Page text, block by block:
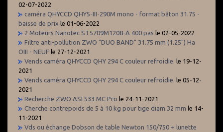
02-07-2022
caméra QHYCCD QHY5-III-290M mono - format bâton 31.75 -
baisse de prix le 01-06-2022
2 Moteurs Nanotec ST5709M1208-A 400 pas le 02-05-2022
Filtre anti-pollution ZWO "DUO BAND" 31.75 mm (1.25") Ha
OIII - NEUF le 27-12-2021
Vends caméra QHYCCD QHY 294 C couleur refroidie. le 19-12-
2021
Vends caméra QHYCCD QHY 294 C couleur refroidie. le 05-12-
2021
Recherche ZWO ASI 533 MC Pro le 24-11-2021
Cherche contrepoids de 5 à 10 kg pour tige diam.32 mm le 14-
11-2021
Vds ou échange Dobson de table Newton 150/750 + lunette